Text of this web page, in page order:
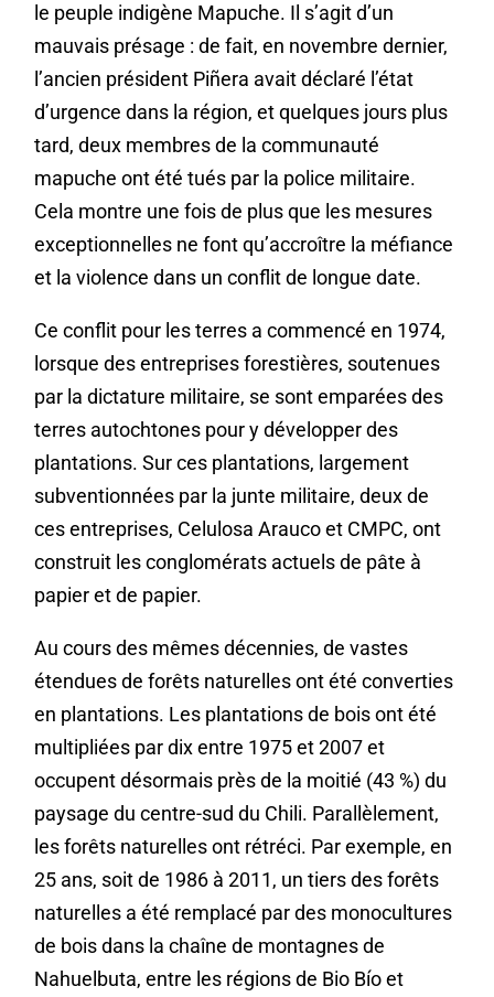
le peuple indigène Mapuche. Il s’agit d’un
mauvais présage : de fait, en novembre dernier,
l’ancien président Piñera avait déclaré l’état
d’urgence dans la région, et quelques jours plus
tard, deux membres de la communauté
mapuche ont été tués par la police militaire.
Cela montre une fois de plus que les mesures
exceptionnelles ne font qu’accroître la méfiance
et la violence dans un conflit de longue date.
Ce conflit pour les terres a commencé en 1974,
lorsque des entreprises forestières, soutenues
par la dictature militaire, se sont emparées des
terres autochtones pour y développer des
plantations. Sur ces plantations, largement
subventionnées par la junte militaire, deux de
ces entreprises, Celulosa Arauco et CMPC, ont
construit les conglomérats actuels de pâte à
papier et de papier.
Au cours des mêmes décennies, de vastes
étendues de forêts naturelles ont été converties
en plantations. Les plantations de bois ont été
multipliées par dix entre 1975 et 2007 et
occupent désormais près de la moitié (43 %) du
paysage du centre-sud du Chili. Parallèlement,
les forêts naturelles ont rétréci. Par exemple, en
25 ans, soit de 1986 à 2011, un tiers des forêts
naturelles a été remplacé par des monocultures
de bois dans la chaîne de montagnes de
Nahuelbuta, entre les régions de Bio Bío et